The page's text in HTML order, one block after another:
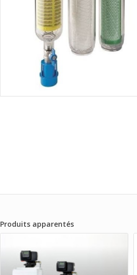
Produits apparentés